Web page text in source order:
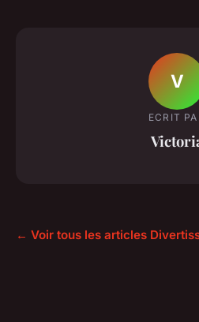
V
ECRIT
← Voir tous les articles